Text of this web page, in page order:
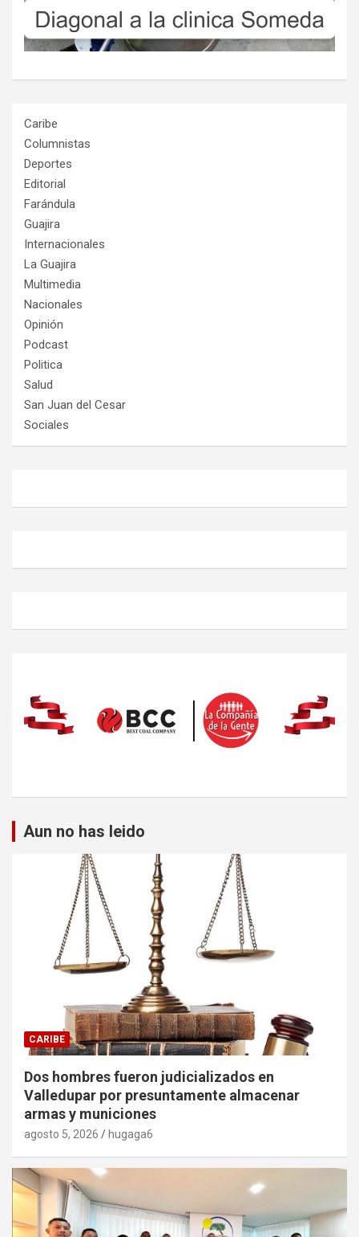
Caribe
Columnistas
Deportes
Editorial
Farándula
Guajira
Internacionales
La Guajira
Multimedia
Nacionales
Opinión
Podcast
Politica
Salud
San Juan del Cesar
Sociales
Aun no has leido
CARIBE
Dos hombres fueron judicializados en
Valledupar por presuntamente almacenar
armas y municiones
agosto 5, 2026 hugaga6